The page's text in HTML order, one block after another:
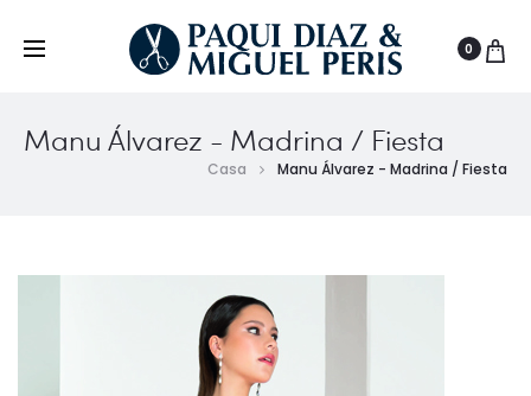
0
Manu Álvarez - Madrina / Fiesta
Casa Manu Álvarez - Madrina / Fiesta